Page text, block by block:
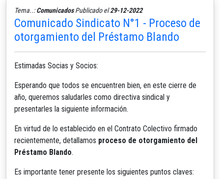
Tema..:ComunicadosPublicado el29-12-2022
Comunicado Sindicato N°1 - Proceso de
otorgamiento del Préstamo Blando
Estimadas Socias y Socios:
Esperando que todos se encuentren bien, en este cierre de
año, queremos saludarles como directiva sindical y
presentarles la siguiente información.
En virtud de lo establecido en el Contrato Colectivo firmado
recientemente, detallamos proceso de otorgamiento del
Préstamo Blando.
Es importante tener presente los siguientes puntos claves: